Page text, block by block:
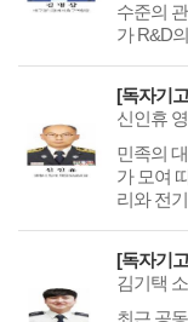
수준의
가 R&D
신인휴
민족의
가 모여
리와 전기
김기택
최근 공